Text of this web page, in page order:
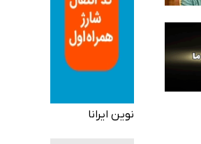
نوین ایرانا